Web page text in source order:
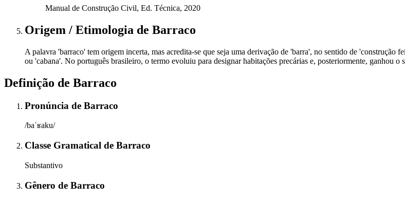
Manual de Construção Civil, Ed. Técnica, 2020
Origem / Etimologia de Barraco
A palavra 'barraco' tem origem incerta, mas acredita-se que seja uma derivação de 'barra', no sentido de
ou 'cabana'. No português brasileiro, o termo evoluiu para designar habitações precárias e, posteriormente, ganhou
Definição de Barraco
Pronúncia de Barraco
/baˈʁaku/
Classe Gramatical de Barraco
Substantivo
Gênero de Barraco